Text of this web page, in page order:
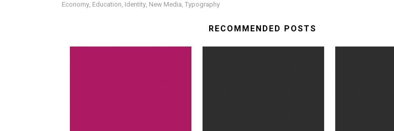
Economy, Education, Identity, New Media, Typography
RECOMMENDED POSTS